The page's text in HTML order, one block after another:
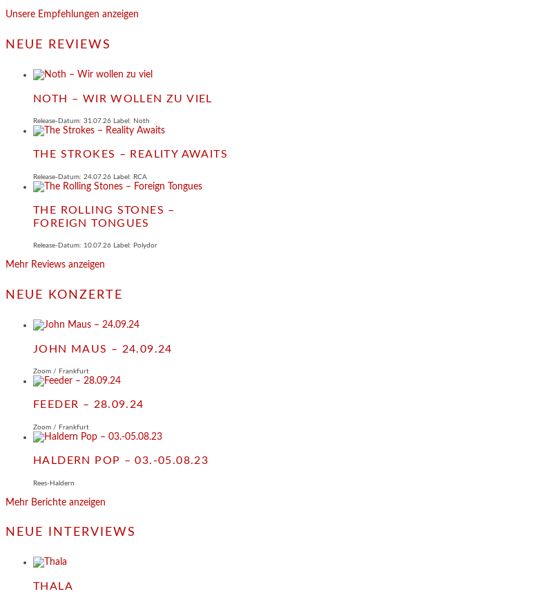
Unsere Empfehlungen anzeigen
NEUE REVIEWS
NOTH – WIR WOLLEN ZU VIEL
Release-Datum: 31.07.26 Label: Noth
THE STROKES – REALITY AWAITS
Release-Datum: 24.07.26 Label: RCA
THE ROLLING STONES –
FOREIGN TONGUES
Release-Datum: 10.07.26 Label: Polydor
Mehr Reviews anzeigen
NEUE KONZERTE
JOHN MAUS – 24.09.24
Zoom / Frankfurt
FEEDER – 28.09.24
Zoom / Frankfurt
HALDERN POP – 03.-05.08.23
Rees-Haldern
Mehr Berichte anzeigen
NEUE INTERVIEWS
THALA